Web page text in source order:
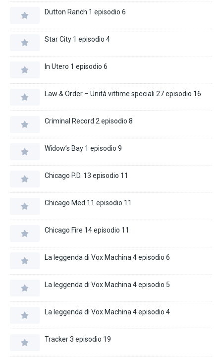
Dutton Ranch 1 episodio 6
Star City 1 episodio 4
In Utero 1 episodio 6
Law & Order – Unità vittime speciali 27 episodio 16
Criminal Record 2 episodio 8
Widow’s Bay 1 episodio 9
Chicago P.D. 13 episodio 11
Chicago Med 11 episodio 11
Chicago Fire 14 episodio 11
La leggenda di Vox Machina 4 episodio 6
La leggenda di Vox Machina 4 episodio 5
La leggenda di Vox Machina 4 episodio 4
Tracker 3 episodio 19